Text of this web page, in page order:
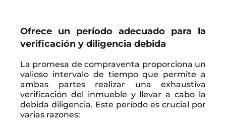
Ofrece un período adecuado para la
verificación y diligencia debida
La promesa de compraventa proporciona un
valioso intervalo de tiempo que permite a
ambas partes realizar una exhaustiva
verificación del inmueble y llevar a cabo la
debida diligencia. Este período es crucial por
varias razones: